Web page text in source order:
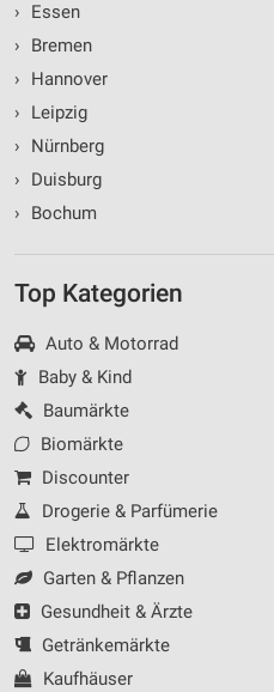
›
Essen
›
Bremen
›
Hannover
›
Leipzig
›
Nürnberg
›
Duisburg
›
Bochum
Top Kategorien
Auto & Motorrad
Baby & Kind
Baumärkte
Biomärkte
Discounter
Drogerie & Parfümerie
Elektromärkte
Garten & Pflanzen
Gesundheit & Ärzte
Getränkemärkte
Kaufhäuser
Entwicklung und
Verwendung reduzierter
Verwendung genauer
Geräte anhand von aktiv
Nicht-IAB-Verarbeitungszwecke:
Performance
Funktional